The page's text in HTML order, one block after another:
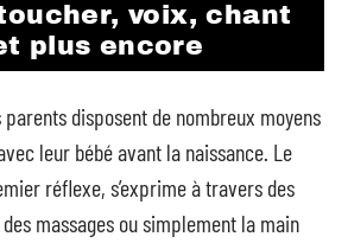
toucher, voix, chant
plus encore
disposent de nombreux moyens
leur bébé avant la naissance. Le
réflexe, s’exprime à travers des
massages ou simplement la main